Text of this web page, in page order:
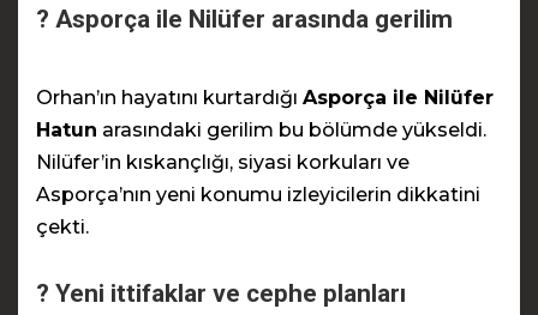
? Asporça ile Nilüfer arasında gerilim
Orhan’ın hayatını kurtardığı Asporça ile Nilüfer
Hatun arasındaki gerilim bu bölümde yükseldi.
Nilüfer’in kıskançlığı, siyasi korkuları ve
Asporça’nın yeni konumu izleyicilerin dikkatini
çekti.
? Yeni ittifaklar ve cephe planları